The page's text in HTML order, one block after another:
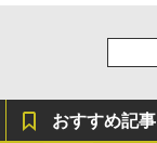
おすすめ記事